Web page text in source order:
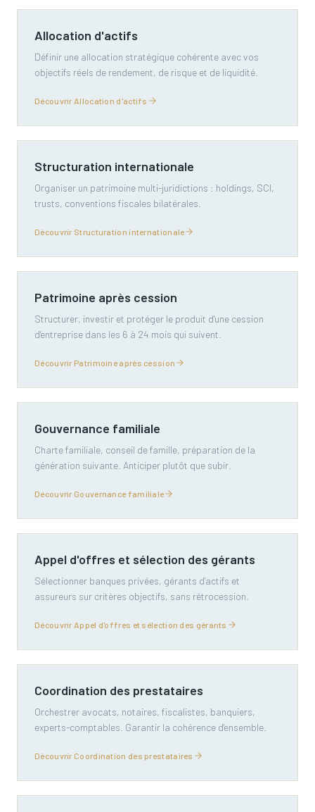
Allocation d'actifs
Définir une allocation stratégique cohérente avec vos
objectifs réels de rendement, de risque et de liquidité.
Découvrir Allocation d'actifs
Structuration internationale
Organiser un patrimoine multi-juridictions : holdings, SCI,
trusts, conventions fiscales bilatérales.
Découvrir Structuration internationale
Patrimoine après cession
Structurer, investir et protéger le produit d'une cession
d'entreprise dans les 6 à 24 mois qui suivent.
Découvrir Patrimoine après cession
Gouvernance familiale
Charte familiale, conseil de famille, préparation de la
génération suivante. Anticiper plutôt que subir.
Découvrir Gouvernance familiale
Appel d'offres et sélection des gérants
Sélectionner banques privées, gérants d'actifs et
assureurs sur critères objectifs, sans rétrocession.
Découvrir Appel d'offres et sélection des gérants
Coordination des prestataires
Orchestrer avocats, notaires, fiscalistes, banquiers,
experts-comptables. Garantir la cohérence d'ensemble.
Découvrir Coordination des prestataires